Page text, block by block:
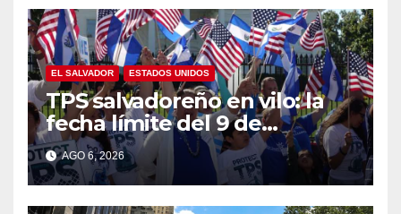
EL SALVADOR ESTADOS UNIDOS
TPS salvadoreño en vilo: la
fecha límite del 9 de
septiembre se acerca sin
respuesta de Washington
AGO 6, 2026